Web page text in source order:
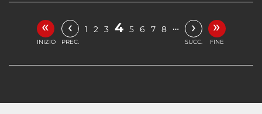
«
INIZIO
‹
PREC.
1 2 3 4 5 6 7 8 … ›
SUCC.
»
FINE